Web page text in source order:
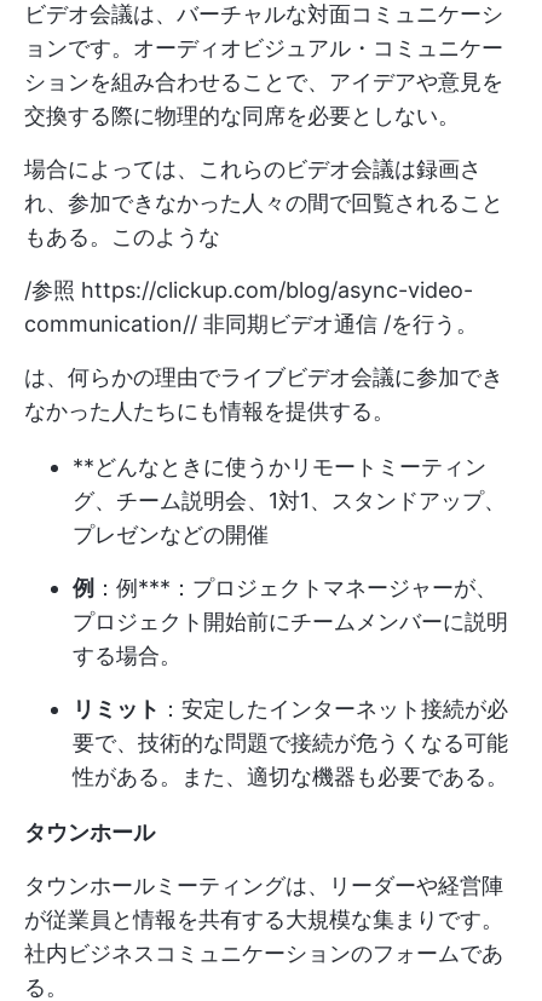
ビデオ会議は、バーチャルな対面コミュニケーシ
ョンです。オーディオビジュアル・コミュニケー
ションを組み合わせることで、アイデアや意見を
交換する際に物理的な同席を必要としない。
場合によっては、これらのビデオ会議は録画さ
れ、参加できなかった人々の間で回覧されること
もある。このような
/参照 https://clickup.com/blog/async-video-
communication// 非同期ビデオ通信 /を行う。
は、何らかの理由でライブビデオ会議に参加でき
なかった人たちにも情報を提供する。
**どんなときに使うかリモートミーティン
グ、チーム説明会、1対1、スタンドアップ、
プレゼンなどの開催
例 ：例***：プロジェクトマネージャーが、
プロジェクト開始前にチームメンバーに説明
する場合。
リミット ：安定したインターネット接続が必
要で、技術的な問題で接続が危うくなる可能
性がある。また、適切な機器も必要である。
タウンホール
タウンホールミーティングは、リーダーや経営陣
が従業員と情報を共有する大規模な集まりです。
社内ビジネスコミュニケーションのフォームであ
る。